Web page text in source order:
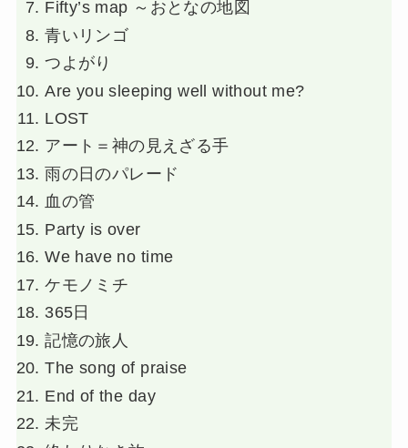
Fifty’s map ～おとなの地図
青いリンゴ
つよがり
Are you sleeping well without me?
LOST
アート＝神の見えざる手
雨の日のパレード
血の管
Party is over
We have no time
ケモノミチ
365日
記憶の旅人
The song of praise
End of the day
未完